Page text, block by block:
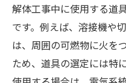
メガアースが
解体工事火災保
メガアースが提
解体工事中に使用する道
です。例えば、溶接機や
は、周囲の可燃物に火を
ため、道具の選定には特